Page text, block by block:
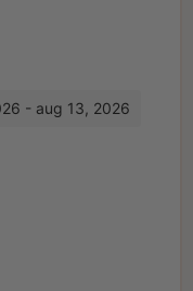
- aug 13, 2026